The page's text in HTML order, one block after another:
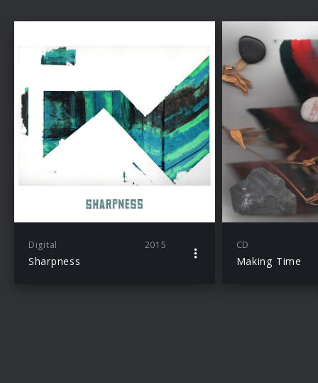
Digital 2015
Sharpness
CD
Making Time